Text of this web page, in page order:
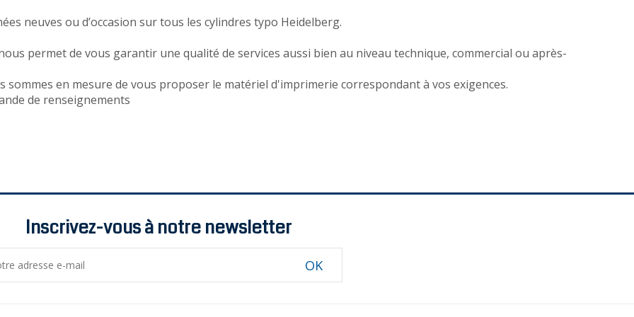
neuves ou d’occasion sur tous les cylindres typo Heidelberg.
permet de vous garantir une qualité de services aussi bien au niveau technique, commercial ou après-
sommes en mesure de vous proposer le matériel d'imprimerie correspondant à vos exigences.
de renseignements
Inscrivez-vous à notre newsletter
OK